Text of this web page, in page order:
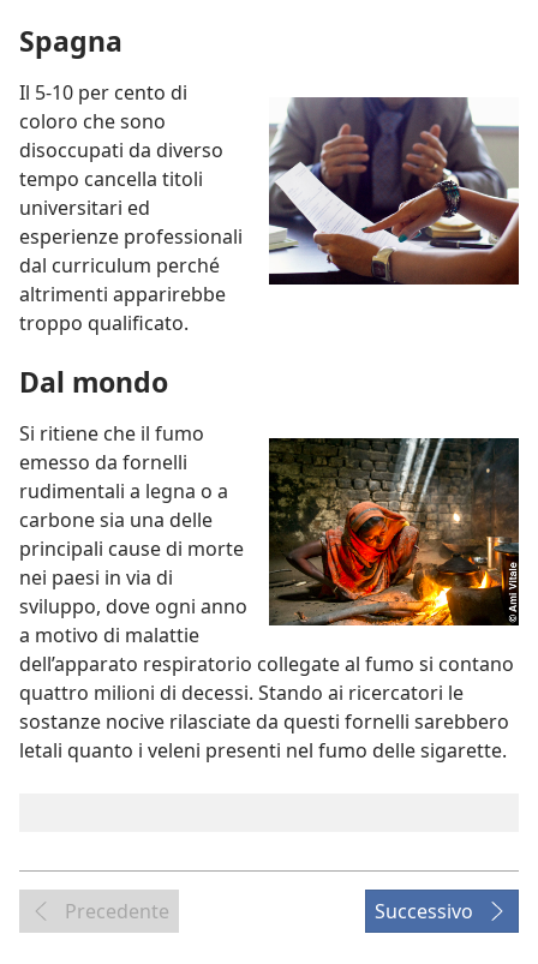
Spagna
Il 5-10 per cento di
coloro che sono
disoccupati da diverso
tempo cancella titoli
universitari ed
esperienze professionali
dal curriculum perché
altrimenti apparirebbe
troppo qualificato.
Dal mondo
Si ritiene che il fumo
emesso da fornelli
rudimentali a legna o a
carbone sia una delle
principali cause di morte
nei paesi in via di
sviluppo, dove ogni anno
a motivo di malattie
dell’apparato respiratorio collegate al fumo si contano
quattro milioni di decessi. Stando ai ricercatori le
sostanze nocive rilasciate da questi fornelli sarebbero
letali quanto i veleni presenti nel fumo delle sigarette.
Precedente Successivo